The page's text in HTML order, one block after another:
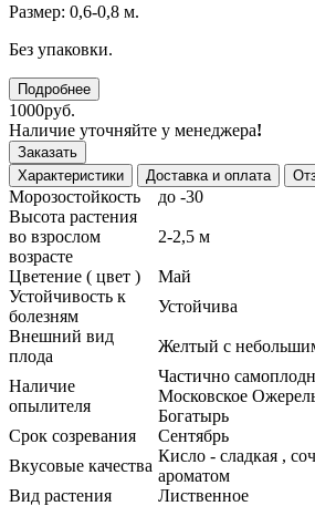
Размер: 0,6-0,8 м.
Без упаковки.
Подробнее
1000руб.
Наличие уточняйте у менеджера!
Заказать
Характеристики
Доставка и оплата
Морозостойкость
до -30
Высота растения
во взрослом
возрасте
2-2,5 м
Цветение ( цвет )
Май
Устойчивость к
болезням
Устойчива
Внешний вид
плода
Желтый с
Наличие
опылителя
Частично
Московское
Богатырь
Срок созревания
Сентябрь
Вкусовые качества
Кисло - сладкая ,
ароматом
Вид растения
Лиственное